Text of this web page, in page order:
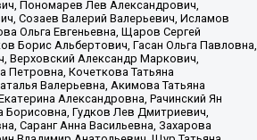
Пономарев Лев Александрович,
Созаев Валерий Валерьевич, Исламов
Ольга Евгеньевна, Щаров Сергей
Борис Альбертович, Гасан Ольга Павловна,
Верховский Александр Маркович,
Петровна, Кочеткова Татьяна
Валерьевна, Акимова Татьяна
Александровна, Рачинский Ян
Борисовна, Гудков Лев Дмитриевич,
Саранг Анна Васильевна, Захарова